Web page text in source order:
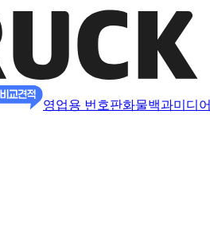
영업용 번호판화물백과미디어